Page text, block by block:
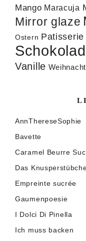
Mango Maracuja
Mirror glaze
Ostern Patisserie
Vanille
AnnThereseSophie
Bavette
Caramel Beurre
Das
Empreinte sucrée
Gaumenpoesie
I Dolci Di Pinella
Ich muss backen